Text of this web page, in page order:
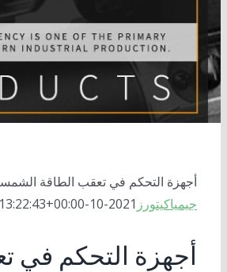
المشغلات الخطية
أسطوانات كهربائية
الحركات الخطية
مكونات الطاقة
أجهزة التتبع
نظام تعقب الطاقة الشمسية
بنوك الطاقة
وحدات التحكم بالطاقة
محركات
محركات مؤازرة
صندوق التروس الكوكبي
أجهزة التحكم في تعقب الطاقة
جيمياكيتورز 2021-10-03T13:22:43+00:00
أجهزة التحكم في